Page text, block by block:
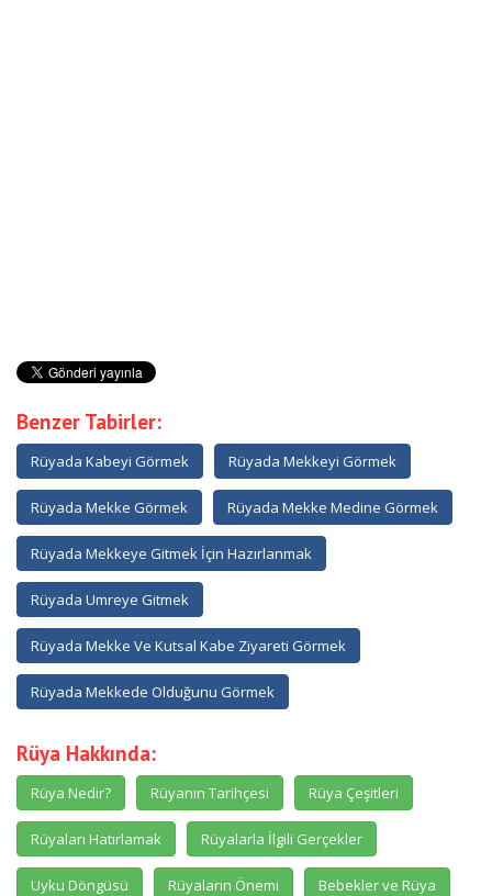
Benzer Tabirler:
Rüyada Kabeyi Görmek Rüyada Mekkeyi Görmek
Rüyada Mekke Görmek Rüyada Mekke Medine Görmek
Rüyada Mekkeye Gitmek İçin Hazırlanmak
Rüyada Umreye Gitmek
Rüyada Mekke Ve Kutsal Kabe Ziyareti Görmek
Rüyada Mekkede Olduğunu Görmek
Rüya Hakkında:
Rüya Nedir? Rüyanın Tarihçesi Rüya Çeşitleri
Rüyaları Hatırlamak Rüyalarla İlgili Gerçekler
Uyku Döngüsü Rüyaların Önemi Bebekler ve Rüya